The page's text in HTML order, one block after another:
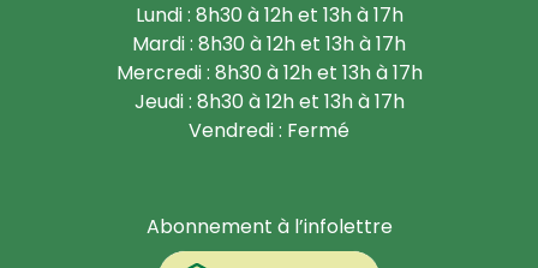
Lundi : 8h30 à 12h et 13h à 17h
Mardi : 8h30 à 12h et 13h à 17h
Mercredi : 8h30 à 12h et 13h à 17h
Jeudi : 8h30 à 12h et 13h à 17h
Vendredi : Fermé
Abonnement à l’infolettre